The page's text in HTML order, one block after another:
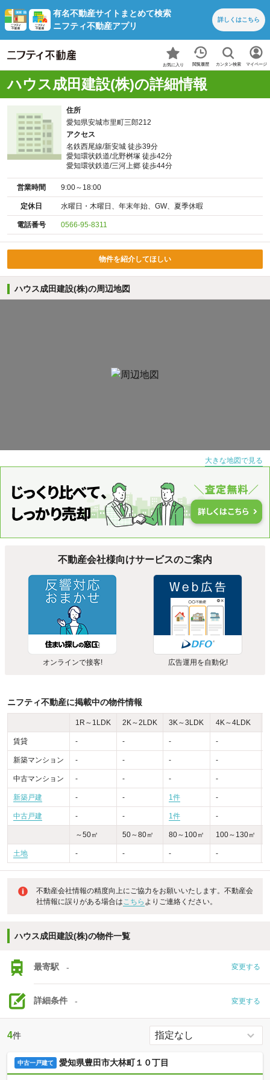
有名不動産サイトまとめて検索
ニフティ不動産アプリ
詳しくはこちら
お気に入り 閲覧履歴 カンタン検索 マイページ
ハウス成田建設(株)の詳細情報
住所
愛知県安城市里町三郎212
アクセス
名鉄西尾線/新安城 徒歩39分
愛知環状鉄道/北野桝塚 徒歩42分
愛知環状鉄道/三河上郷 徒歩44分
営業時間 9:00～18:00
定休日 水曜日・木曜日、年末年始、GW、夏季休暇
電話番号 0566-95-8311
物件を紹介してほしい
ハウス成田建設(株)の周辺地図
大きな地図で見る
不動産会社様向けサービスのご案内
オンラインで接客! 広告運用を自動化!
ニフティ不動産に掲載中の物件情報
1R～1LDK 2K～2LDK 3K～3LDK 4K～4LDK
賃貸 - - - -
新築マンション - - - -
中古マンション - - - -
新築戸建 - - 1件 -
中古戸建 - - 1件 -
～50㎡ 50～80㎡ 80～100㎡ 100～130㎡
土地 - - - -
不動産会社情報の精度向上にご協力をお願いいたします。不動産会
社情報に誤りがある場合はこちら よりご連絡ください。
ハウス成田建設(株)の物件一覧
最寄駅 - 変更する
詳細条件 - 変更する
4件
中古一戸建て 愛知県豊田市大林町１０丁目